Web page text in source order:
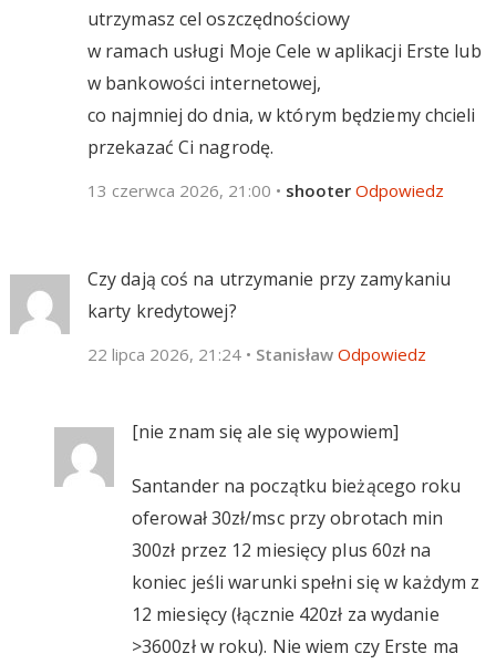
utrzymasz cel oszczędnościowy
w ramach usługi Moje Cele w aplikacji Erste lub
w bankowości internetowej,
co najmniej do dnia, w którym będziemy chcieli
przekazać Ci nagrodę.
13 czerwca 2026, 21:00 • shooter Odpowiedz
Czy dają coś na utrzymanie przy zamykaniu
karty kredytowej?
22 lipca 2026, 21:24 • Stanisław Odpowiedz
[nie znam się ale się wypowiem]
Santander na początku bieżącego roku
oferował 30zł/msc przy obrotach min
300zł przez 12 miesięcy plus 60zł na
koniec jeśli warunki spełni się w każdym z
12 miesięcy (łącznie 420zł za wydanie
>3600zł w roku). Nie wiem czy Erste ma